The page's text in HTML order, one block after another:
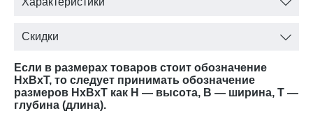
является универсальным предметом для различных жилых
Цвет: белая эмаль с серебристой патиной
В нашем интернет-магазине Вы можете купить прикроватную
комод Луиза ММ-227-04 с доставкой на дом.
Скидки
Если в размерах товаров стоит обозначение
HxBxT, то следует принимать обозначение
размеров HxBxT как H — высота, B — ширина, T —
глубина (длина).